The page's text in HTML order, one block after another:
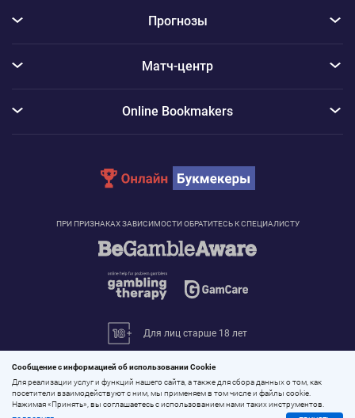
ПРИ ПРИЗНАКАХ ЗАВИСИМОСТИ ОБРАТИТЕСЬ К СПЕЦИАЛИСТУ
Для лиц старше 18 лет
Прогнозы
Матч-центр
Online Bookmakers
Сообщение с информацией об использовании Cookie
Для реализации услуг и функций нашего сайта, а также для сбора данных о том, как
посетители взаимодействуют с ним, мы применяем в том числе и файлы cookie.
Нажимая «Принять», вы соглашаетесь с использованием нами таких инструментов.